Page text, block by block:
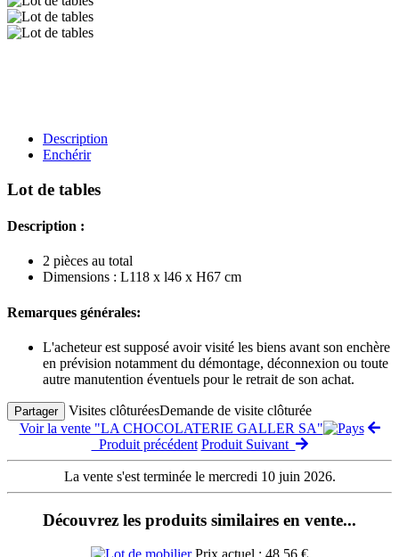
Description
Enchérir
Lot de tables
Description :
2 pièces au total
Dimensions : L118 x l46 x H67 cm
Remarques générales:
L'acheteur est supposé avoir visité les biens avant son enchère
en prévision notamment du démontage, déconnexion ou toute
autre manutention éventuels pour le retrait de son achat.
Partager Visites clôturéesDemande de visite clôturée
Voir la vente "LA CHOCOLATERIE GALLER SA"
Produit précédent Produit Suivant
La vente s'est terminée le mercredi 10 juin 2026.
Découvrez les produits similaires en vente...